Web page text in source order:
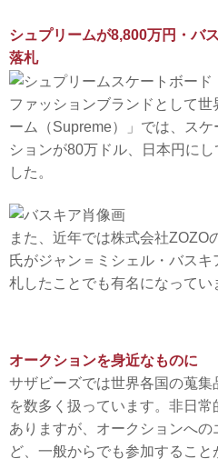
シュプリームが8,800万円・バ
落札
ファッションブランドとして世
ーム（Supreme）」では、ス
ションが80万ドル、日本円に
した。
また、近年では株式会社ZOZO
氏がジャン＝ミシェル・バス
札したことでも有名になってい
オークションを身近なものに
サザビーズでは世界各国の蒐
を数多く扱っています。非日
ありますが、オークションへ
ど、一般からでも参加すること